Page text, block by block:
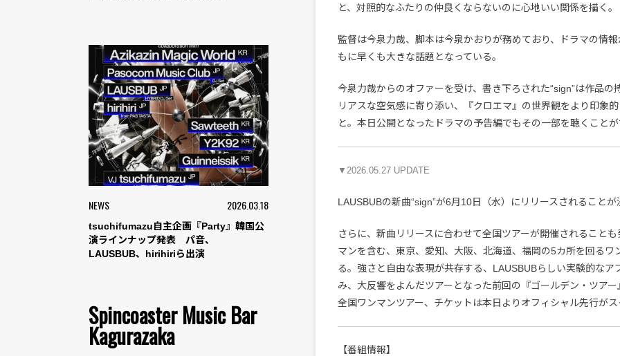
NEWS 2026.03.18
tsuchifumazu自主企画『Party』韓国公
演ラインナップ発表 パ音、
LAUSBUB、hirihiriら出演
Spincoaster Music Bar
Kagurazaka
と、対照的なふたりの仲良くならないのに心地いい関係を描く。
監督は今泉力哉、脚本は今泉かおりが務めており、ドラマの情
もに早くも大きな話題となっている。
今泉力哉からのオファーを受け、書き下ろされた“sign”は作品の
リアスな空気感に寄り添い、『クロエマ』の世界観をより印象
と。本日公開となったドラマの予告編でもその一部を聴くこと
▼2026.05.27 UPDATE
LAUSBUBの新曲“sign”が6月10日（水）にリリースされること
さらに、新曲リリースに合わせて全国ツアーが開催されること
マンを含む、東京、愛知、大阪、北海道、福岡の5カ所を回るワ
る。強さと自由な表現が共存する、LAUSBUBらしい実験的なア
み、大反響をよんだツアーとなった前回の『ゴールデン・ツア
全国ワンマンツアー、チケットは本日よりオフィシャル先行が
【番組情報】